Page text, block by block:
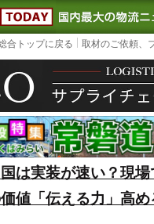
LOGISTICS
合トップに戻る 取材のご依頼、
は実装が速い？現
値「伝える力」高